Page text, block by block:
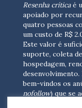
Resenha críticaé
apoiado por
quatro pessoas
um custo de R$
Este valor é
suporte, coleta
hospedagem,
desenvolvimento.
bem-vindos os
nofollow) que se